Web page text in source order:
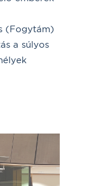
(Fogytám)
a súlyos